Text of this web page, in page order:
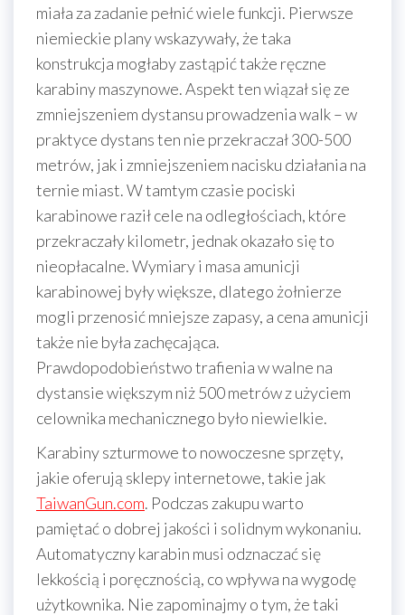
miała za zadanie pełnić wiele funkcji. Pierwsze
niemieckie plany wskazywały, że taka
konstrukcja mogłaby zastąpić także ręczne
karabiny maszynowe. Aspekt ten wiązał się ze
zmniejszeniem dystansu prowadzenia walk – w
praktyce dystans ten nie przekraczał 300-500
metrów, jak i zmniejszeniem nacisku działania na
ternie miast. W tamtym czasie pociski
karabinowe raził cele na odległościach, które
przekraczały kilometr, jednak okazało się to
nieopłacalne. Wymiary i masa amunicji
karabinowej były większe, dlatego żołnierze
mogli przenosić mniejsze zapasy, a cena amunicji
także nie była zachęcająca.
Prawdopodobieństwo trafienia w walne na
dystansie większym niż 500 metrów z użyciem
celownika mechanicznego było niewielkie.
Karabiny szturmowe to nowoczesne sprzęty,
jakie oferują sklepy internetowe, takie jak
TaiwanGun.com. Podczas zakupu warto
pamiętać o dobrej jakości i solidnym wykonaniu.
Automatyczny karabin musi odznaczać się
lekkością i poręcznością, co wpływa na wygodę
użytkownika. Nie zapominajmy o tym, że taki